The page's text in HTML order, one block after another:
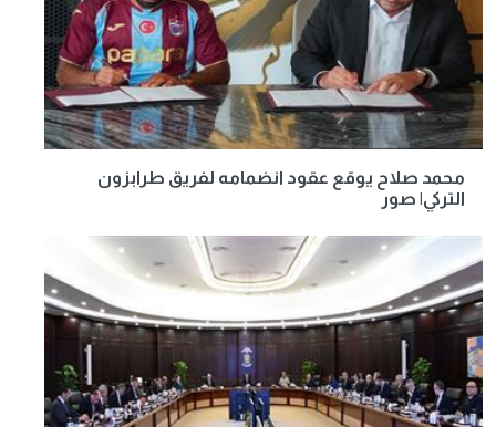
محمد صلاح يوقع عقود انضمامه لفريق طرابزون
التركي| صور